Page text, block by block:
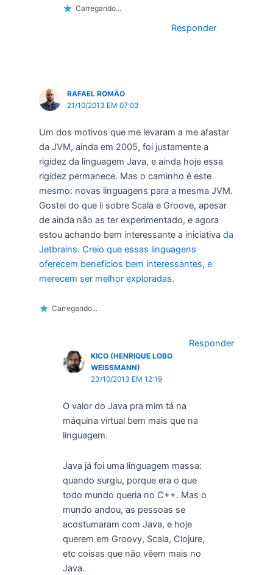
Carregando...
Responder
RAFAEL ROMÃO
21/10/2013 EM 07:03
Um dos motivos que me levaram a me afastar
da JVM, ainda em 2005, foi justamente a
rigidez da linguagem Java, e ainda hoje essa
rigidez permanece. Mas o caminho é este
mesmo: novas linguagens para a mesma JVM.
Gostei do que li sobre Scala e Groove, apesar
de ainda não as ter experimentado, e agora
estou achando bem interessante a iniciativa da
Jetbrains. Creio que essas linguagens
oferecem benefícios bem interessantes, e
merecem ser melhor exploradas.
Carregando...
Responder
KICO (HENRIQUE LOBO
WEISSMANN)
23/10/2013 EM 12:19
O valor do Java pra mim tá na
máquina virtual bem mais que na
linguagem.
Java já foi uma linguagem massa:
quando surgiu, porque era o que
todo mundo queria no C++. Mas o
mundo andou, as pessoas se
acostumaram com Java, e hoje
querem em Groovy, Scala, Clojure,
etc coisas que não vêem mais no
Java.